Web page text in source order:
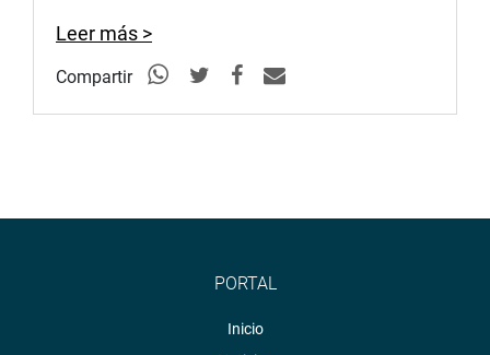
parlamentarios de la región Arequipa, en un encuentro
con las autoridades locales y pobladores del distrito de
Majes, donde abordaron la problemática social y
económica de dicha localidad.
Leer más >
Compartir
PORTAL
Inicio